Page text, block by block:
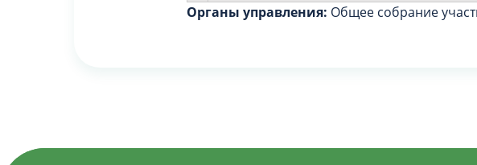
Органы управления: Общее собрание